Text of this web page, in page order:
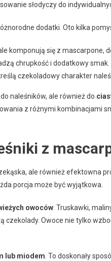
słodyczy do
dodatki. Oto kilka
komponują się z mascarpone,
chrupkość i dodatkowy smak.
czekoladowy charakter
naleśników, ale również do
z różnymi kombinacjami
z
ale również efektowna
porcja może być wyjątkowa.
owoców. Truskawki,
Owoce nie tylko
lub miodem. To doskonały